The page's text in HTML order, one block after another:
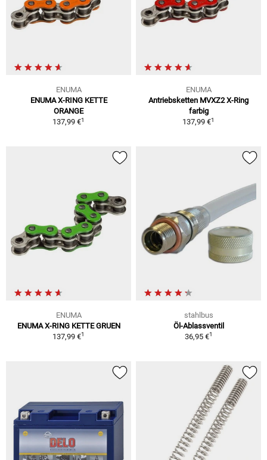
ENUMA
ENUMA X-RING KETTE
ORANGE
137,99 €1
ENUMA
Antriebsketten MVXZ2 X-Ring
farbig
137,99 €1
ENUMA
ENUMA X-RING KETTE GRUEN
137,99 €1
stahlbus
Öl-Ablassventil
36,95 €1